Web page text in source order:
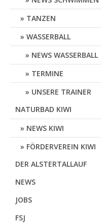
TANZEN
WASSERBALL
NEWS WASSERBALL
TERMINE
UNSERE TRAINER
NATURBAD KIWI
NEWS KIWI
FÖRDERVEREIN KIWI
DER ALSTERTALLAUF
NEWS
JOBS
FSJ